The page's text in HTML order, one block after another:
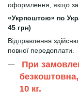
оформлення, якщо
«Укрпоштою» по
45 грн)
Відправлення
повної передоплати.
При
10 кг.